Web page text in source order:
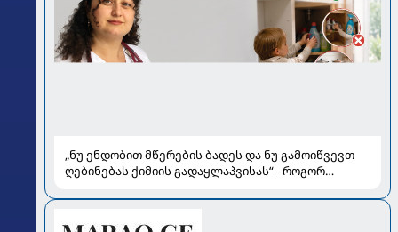
„ნუ ენდობით მწერების ბადეს და ნუ გამოიწვევთ
ღებინებას ქიმიის გადაყლაპვისას“ - როგორ
სალომე ახვლედიანის რჩევები